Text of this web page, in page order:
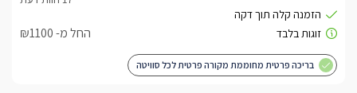
החל מ- ₪1100
בריכה פרטית מחוממת מקורה פרטית לכל סוויטה